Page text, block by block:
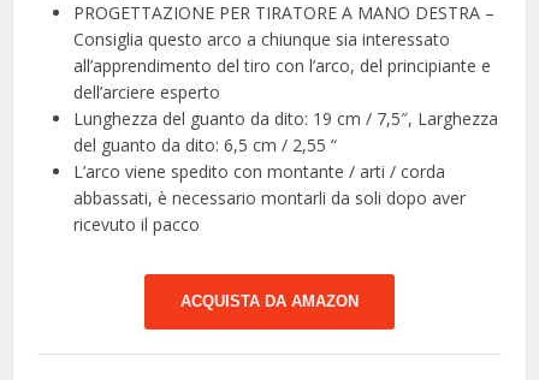
PROGETTAZIONE PER TIRATORE A MANO DESTRA –
Consiglia questo arco a chiunque sia interessato
all’apprendimento del tiro con l’arco, del principiante e
dell’arciere esperto
Lunghezza del guanto da dito: 19 cm / 7,5″, Larghezza
del guanto da dito: 6,5 cm / 2,55 “
L’arco viene spedito con montante / arti / corda
abbassati, è necessario montarli da soli dopo aver
ricevuto il pacco
ACQUISTA DA AMAZON